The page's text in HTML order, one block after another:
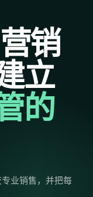
销
立
的
业销售，并把每